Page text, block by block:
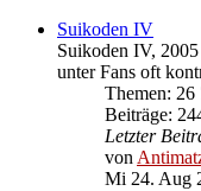
Suikoden IV
Suikoden IV,
unter Fans oft
Themen: 26
Beiträge:
Letzter
von
Mi 24. Aug